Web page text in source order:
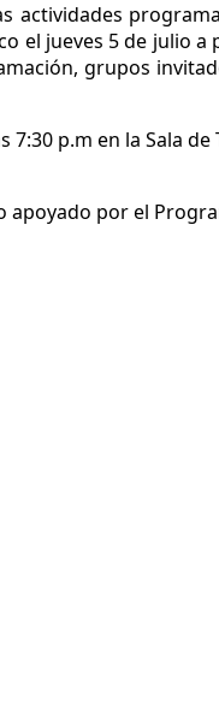
jueves 5 de julio a
grupos
p.m en la Sala
apoyado por el